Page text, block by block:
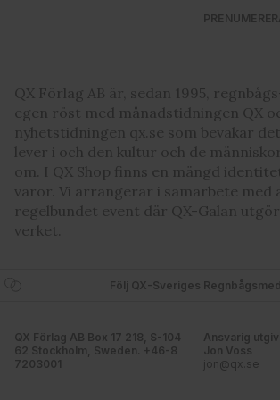
QX Förlag AB är, sedan 1995,
egen röst med månadstidningen QX
nyhetstidningen qx.se som bevakar
lever i och den kultur och de
om. I QX Shop finns en mängd
varor. Vi arrangerar i samarbete med
regelbundet event där QX-Galan
verket.
Följ QX-Sveriges
QX Förlag AB Box 17 218, S-104
62 Stockholm, Sweden. +46-8
7203001
Ansvarig
Jon Voss
jon@qx.se